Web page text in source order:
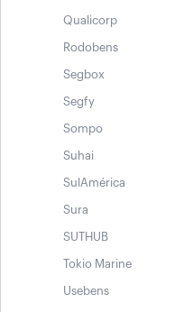
Qualicorp
Rodobens
Segbox
Segfy
Sompo
Suhai
SulAmérica
Sura
SUTHUB
Tokio Marine
Usebens